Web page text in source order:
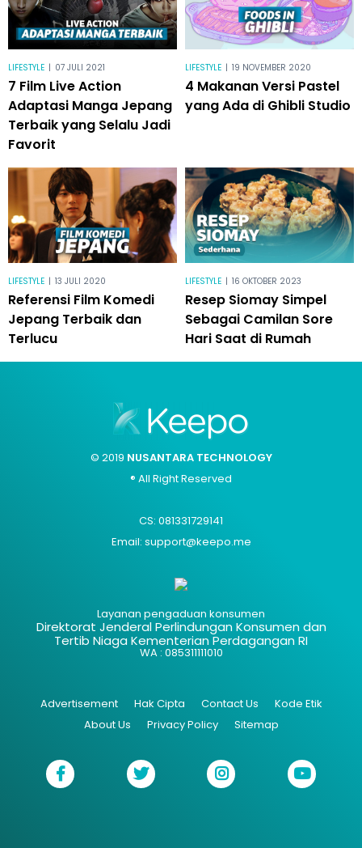
LIFESTYLE | 07 JULI 2021
7 Film Live Action
Adaptasi Manga Jepang
Terbaik yang Selalu Jadi
Favorit
LIFESTYLE | 19 NOVEMBER 2020
4 Makanan Versi Pastel
yang Ada di Ghibli Studio
LIFESTYLE | 13 JULI 2020
Referensi Film Komedi
Jepang Terbaik dan
Terlucu
LIFESTYLE | 16 OKTOBER 2023
Resep Siomay Simpel
Sebagai Camilan Sore
Hari Saat di Rumah
© 2019 NUSANTARA TECHNOLOGY
® All Right Reserved
CS: 081331729141
Email: support@keepo.me
Layanan pengaduan konsumen
Direktorat Jenderal Perlindungan Konsumen dan
Tertib Niaga Kementerian Perdagangan RI
WA : 085311111010
Advertisement Hak Cipta Contact Us
Kode Etik
About Us
Privacy Policy Sitemap